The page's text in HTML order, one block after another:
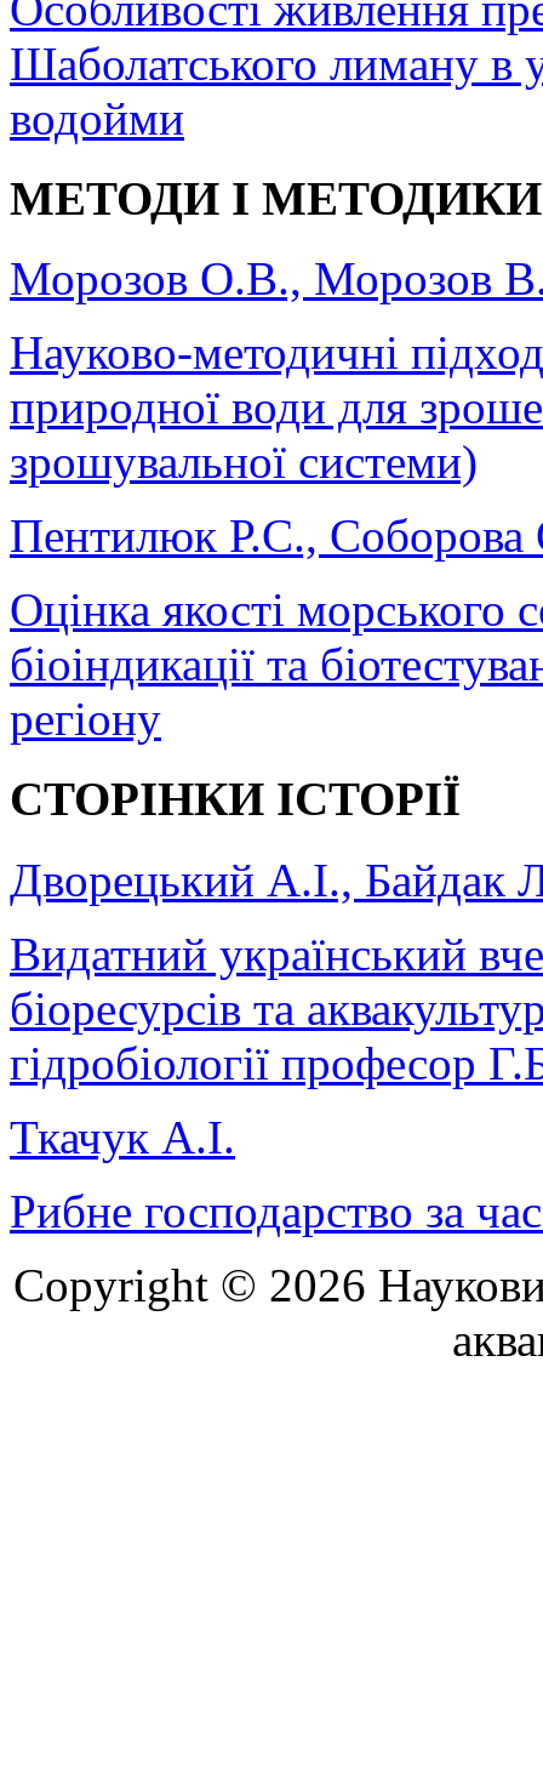
Шаболатського лиману в
водойми
МЕТОДИ І МЕТОДИКИ
Морозов О.В., Морозов
Науково-методичні
природної води для
зрошувальної системи)
Пентилюк Р.С.,
Оцінка якості морського
біоіндикації та
регіону
СТОРІНКИ ІСТОРІЇ
Дворецький А.І., Байдак
Видатний український
біоресурсів та
гідробіології професор
Ткачук А.І.
Рибне господарство за
Copyright © 2026